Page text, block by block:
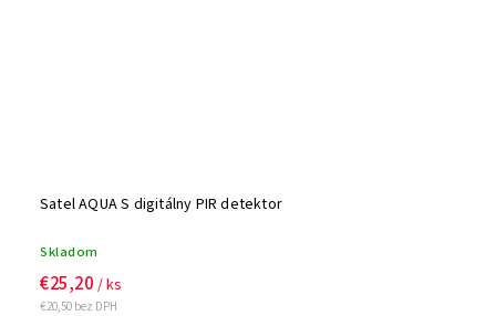
Satel AQUA S digitálny PIR detektor
Skladom
€20,50 bez DPH
€25,20 / ks